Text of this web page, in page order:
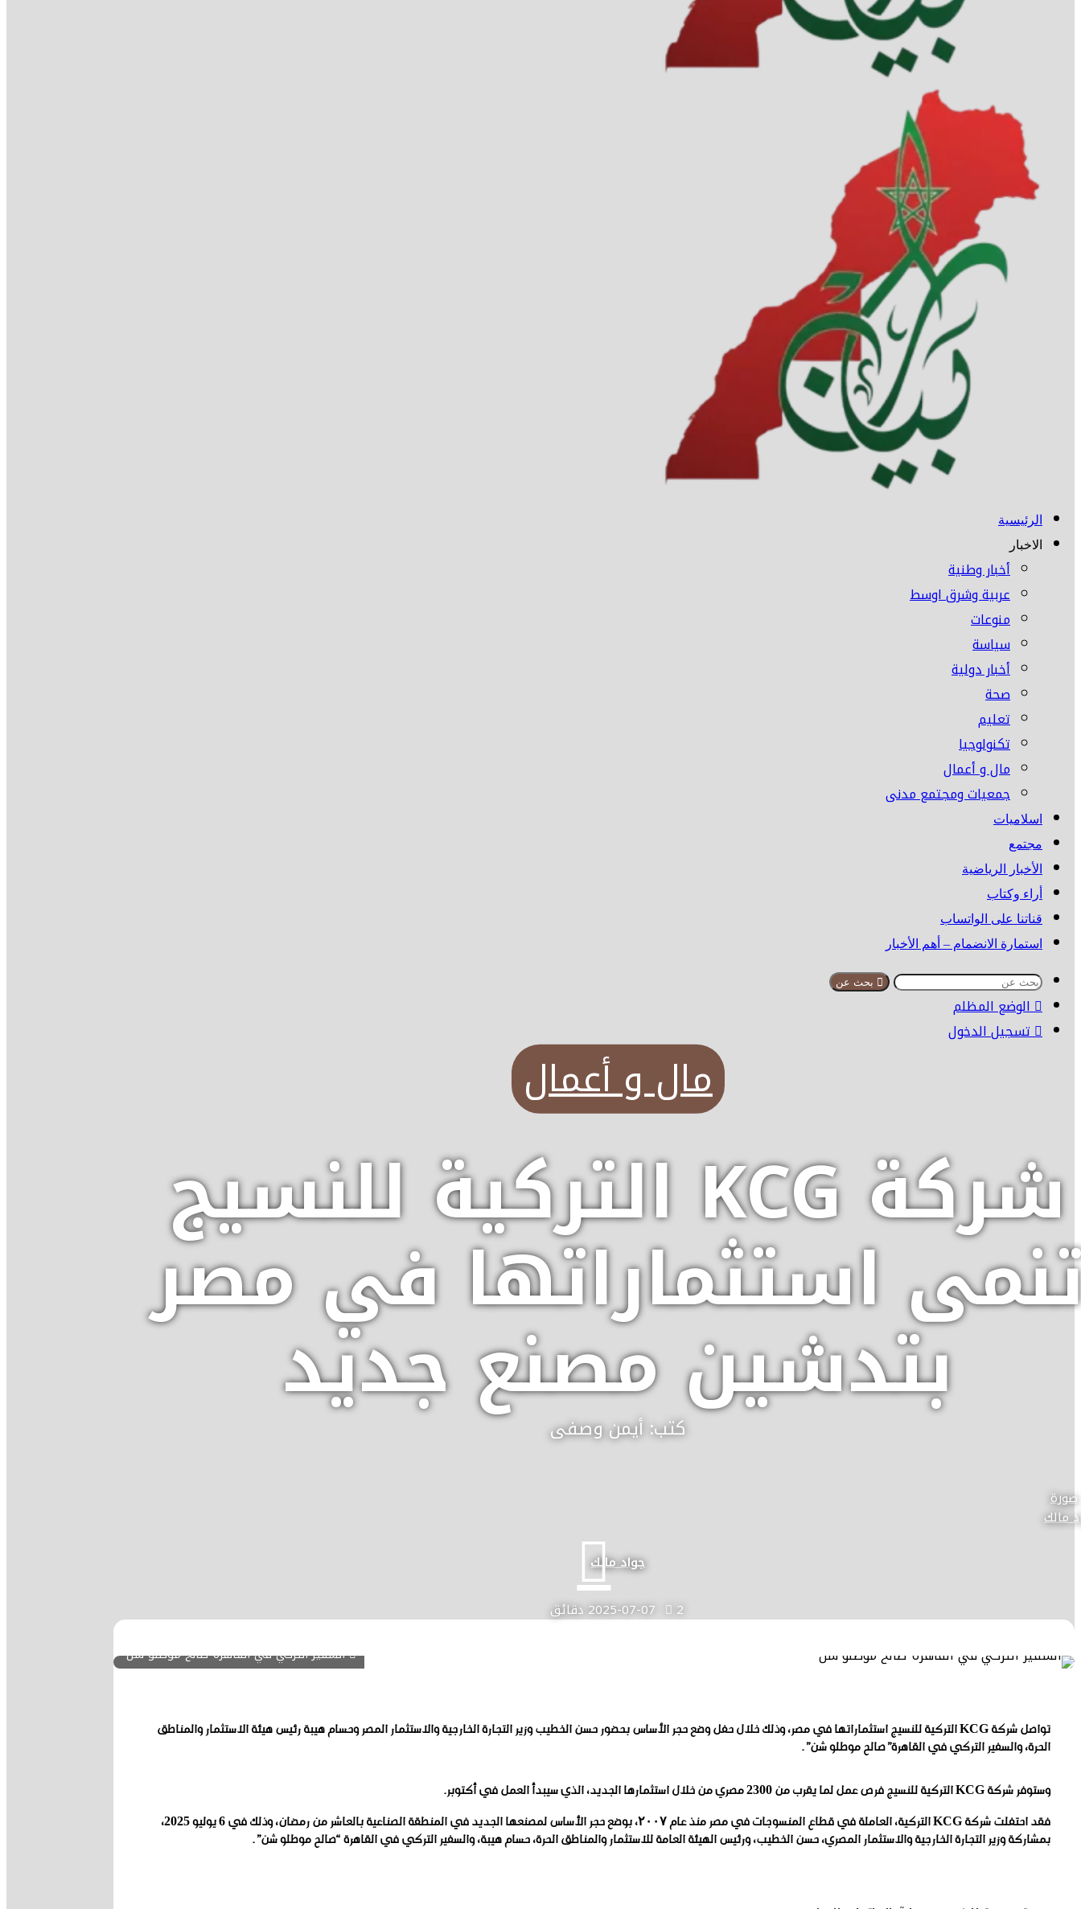
الرئيسية
الاخبار
أخبار وطنية
عربية وشرق اوسط
منوعات
سياسة
أخبار دولية
صحة
تعليم
تكنولوجيا
مال و أعمال
جمعيات ومجتمع مدنى
اسلاميات
مجتمع
الأخبار الرياضية
أراء وكتاب
قناتنا على الواتساب
استمارة الانضمام – أهم الأخبار
بحث عن
الوضع المظلم
تسجيل الدخول
مال و أعمال
شركة KCG التركية للنسيج
استثماراتها في مصر
بتدشين مصنع جديد
كتب: أيمن وصفى
جواد مالك
2025-07-07 2 دقائق
السفير التركي في القاهرة"صالح موطلو شن"
تواصل شركة KCG التركية للنسيج استثماراتها في مصر، وذلك خلال حفل وضع حجر الأساس بحضور حسن الخطيب وزير التجارة الخارجية والاستثمار المصر وحسام هيبة رئيس هيئة الاستثمار والمناطق
الحرة، والسفير التركي في القاهرة”صالح موطلو شن”.
وستوفر شركة KCG التركية للنسيج فرص عمل لما يقرب من 2300 مصري من خلال استثمارها الجديد، الذي سيبدأ العمل في أكتوبر.
فقد احتفلت شركة KCG التركية، العاملة في قطاع المنسوجات في مصر منذ عام ٢٠٠٧، بوضع حجر الأساس لمصنعها الجديد في المنطقة الصناعية بالعاشر من رمضان، وذلك في 6 يوليو 2025،
بمشاركة وزير التجارة الخارجية والاستثمار المصري، حسن الخطيب، ورئيس الهيئة العامة للاستثمار والمناطق الحرة، حسام هيبة، والسفير التركي في القاهرة “صالح موطلو شن”.